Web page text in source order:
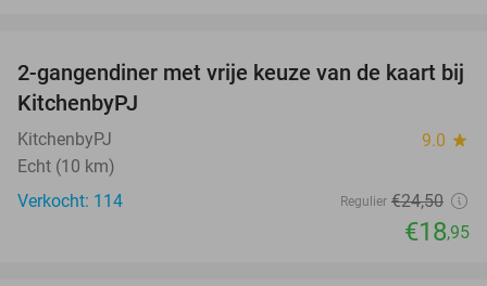
23%
2-gangendiner met vrije keuze van de kaart bij
KitchenbyPJ
KitchenbyPJ 9.0 star
Echt (10 km)
Verkocht: 114
Regulier €24,50
€18,95